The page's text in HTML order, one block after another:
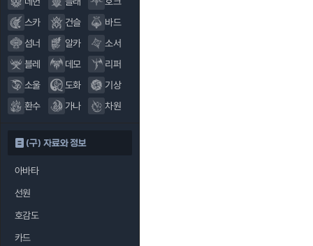
스카
건슬
바드
섬너
알카
소서
블레
데모
리퍼
소울
도화
기상
환수
가나 차원
(구) 자료와 정보
아바타
선원
호감도
카드